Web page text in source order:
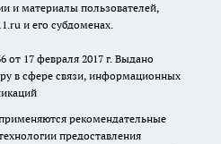
и материалы пользователей,
и его субдоменах.
от 17 февраля 2017 г. Выдано
в сфере связи, информационных
рекомендательные
предоставления